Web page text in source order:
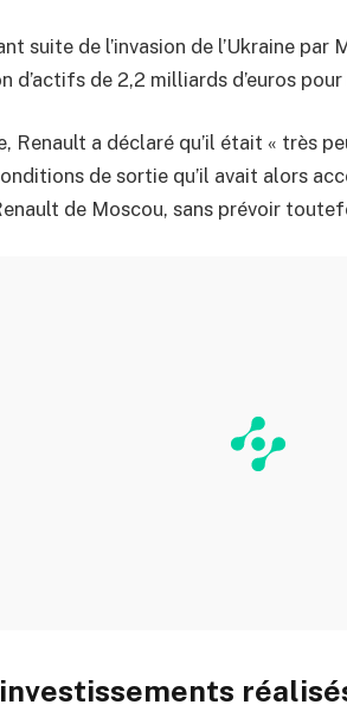
suite de l’invasion de l’Ukraine par
d’actifs de 2,2 milliards d’euros
Renault a déclaré qu’il était « très
de sortie qu’il avait alors
de Moscou, sans prévoir